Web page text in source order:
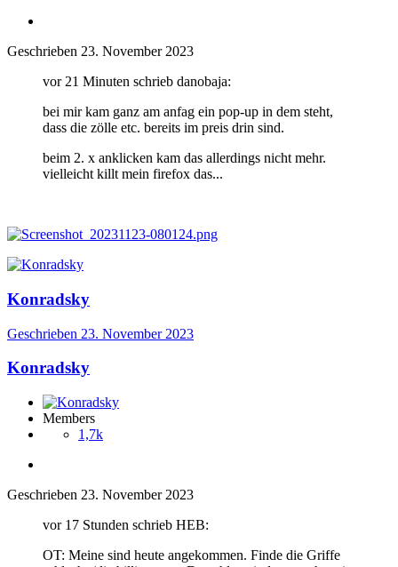
Geschrieben 23. November 2023
vor 21 Minuten schrieb danobaja:
bei mir kam ganz am anfag ein pop-up in dem steht,
dass die zölle etc. bereits im preis drin sind.
beim 2. x anklicken kam das allerdings nicht mehr.
vielleicht killt mein firefox das...
Konradsky
Geschrieben 23. November 2023
Konradsky
Members
1,7k
Geschrieben 23. November 2023
vor 17 Stunden schrieb HEB:
OT: Meine sind heute angekommen. Finde die Griffe